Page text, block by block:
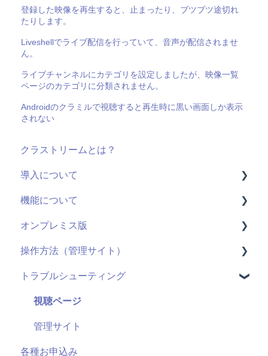
登録した映像を再生すると、止まったり、ブツブツ途切れ
たりします。
Liveshellでライブ配信を行っていて、音声が配信されませ
ん。
ライブチャンネルにカテゴリを設定しましたが、映像一覧
ページのカテゴリに分類されません。
Androidのクラミルで視聴すると再生時に黒い画面しか表示
されない
クラストリームとは？
導入について
料金・プラン
機能(導入前)
サービス
導入に向けて
サポート
セキュリティ
機能について
動画配信
ライブ配信
ユーザーID
管理機能：管理サイト
アンケート機能
視聴履歴
オンプレミス版
全般
用語
システム仕様
お申し込み・導入
操作方法（管理サイト）
はじめに
ライブ配信
ユーザー管理機能
コンテンツ管理機能
トラブルシューティング
視聴ページ
管理サイト
各種お申込み